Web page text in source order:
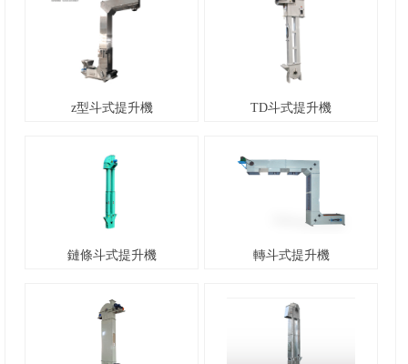
z型斗式提升機 TD斗式提升機
鏈條斗式提升機 轉斗式提升機